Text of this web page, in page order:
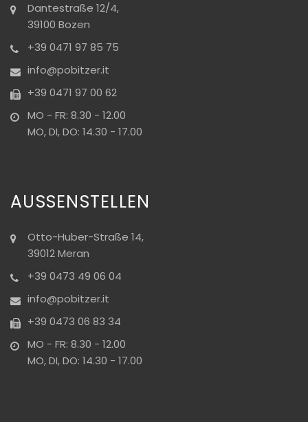
Dantestraße 12/4,
39100 Bozen
+39 0471 97 85 75
info@pobitzer.it
+39 0471 97 00 62
MO - FR: 8.30 - 12.00
MO, DI, DO: 14.30 - 17.00
AUSSENSTELLEN
Otto-Huber-Straße 14,
39012 Meran
+39 0473 49 06 04
info@pobitzer.it
+39 0473 06 83 34
MO - FR: 8.30 - 12.00
MO, DI, DO: 14.30 - 17.00